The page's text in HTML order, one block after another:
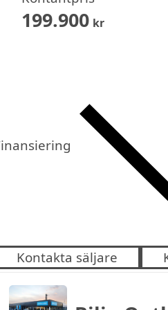
199.900kr
Kontakta säljare